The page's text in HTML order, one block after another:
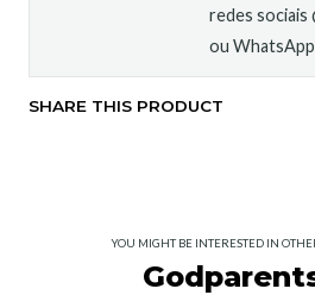
redes
ou
SHARE THIS PRODUCT
YOU MIGHT BE INTERESTED IN